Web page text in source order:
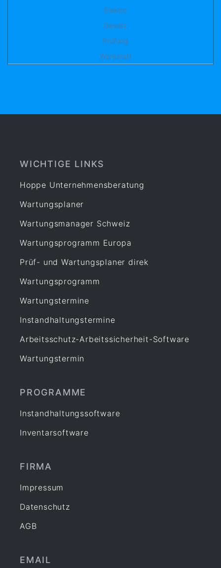
Elektro
Gesetz
Prüfung
Werkstatt
WICHTIGE LINKS
Hoppe Unternehmensberatung
Wartungsplaner
Wartungsmanager Schweiz
Wartungsprogramm Europa
Prüf- und Wartungsplaner direk
Wartungsprogramm
Wartungstermine
Instandhaltungstermine
Arbeitsschutz-Arbeitssicherheit-Software
Wartungstermin
PROGRAMME
Instandhaltungssoftware
Inventarsoftware
FIRMA
Impressum
Datenschutz
AGB
EMAIL